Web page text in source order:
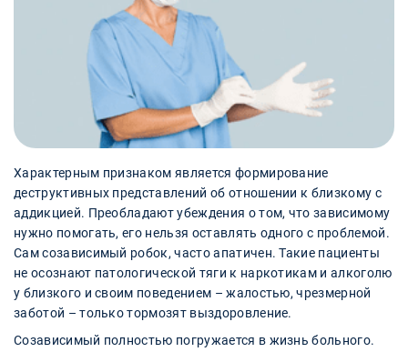
Характерным признаком является формирование
деструктивных представлений об отношении к близкому с
аддикцией. Преобладают убеждения о том, что зависимому
нужно помогать, его нельзя оставлять одного с проблемой.
Сам созависимый робок, часто апатичен. Такие пациенты
не осознают патологической тяги к наркотикам и алкоголю
у близкого и своим поведением – жалостью, чрезмерной
заботой – только тормозят выздоровление.
Созависимый полностью погружается в жизнь больного.